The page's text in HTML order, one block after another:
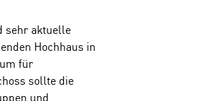
sehr aktuelle
Hochhaus in
für
sollte die
und